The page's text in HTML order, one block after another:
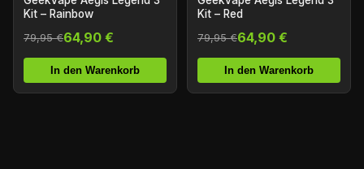
Kit – Rainbow
79,95 €64,90 €
In den Warenkorb
Kit – Red
79,95 €64,90 €
In den Warenkorb